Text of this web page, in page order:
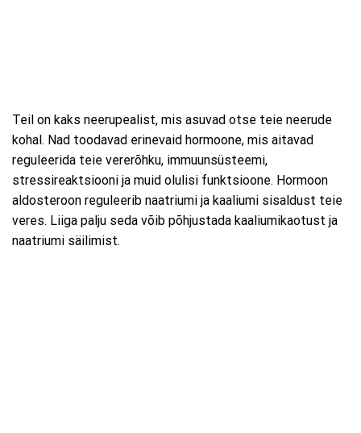
Teil on kaks neerupealist, mis asuvad otse teie neerude
kohal. Nad toodavad erinevaid hormoone, mis aitavad
reguleerida teie vererõhku, immuunsüsteemi,
stressireaktsiooni ja muid olulisi funktsioone. Hormoon
aldosteroon reguleerib naatriumi ja kaaliumi sisaldust teie
veres. Liiga palju seda võib põhjustada kaaliumikaotust ja
naatriumi säilimist.